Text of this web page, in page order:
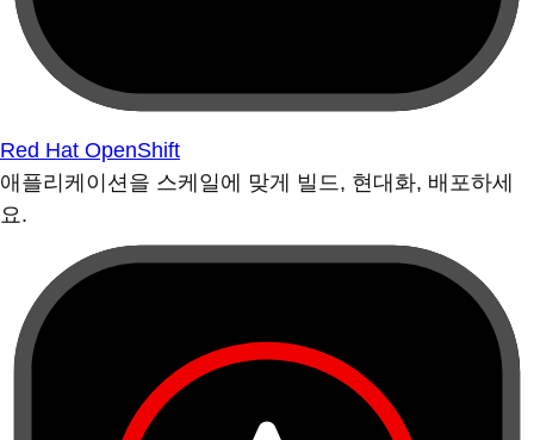
Red Hat OpenShift
애플리케이션을 스케일에 맞게 빌드, 현대화, 배포하세
요.